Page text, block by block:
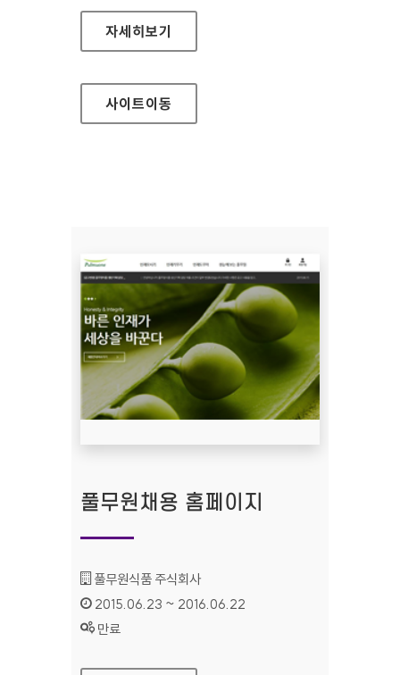
한국전력공사 홈페이지
자세히보기
사이트이동
풀무원채용 홈페이지
기관명 :
풀무원식품 주식회사
인증기간 :
2015.06.23 ~ 2016.06.22
상태 :
만료